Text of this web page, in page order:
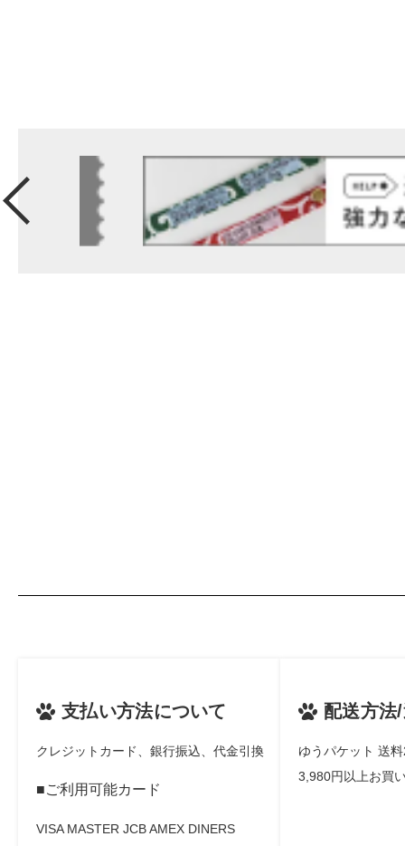
支払い方法について
クレジットカード、銀行振込、代金引換
ご利用可能カード
VISA MASTER JCB AMEX DINERS
配送方法
ゆうパケット 送
3,980円以上お買